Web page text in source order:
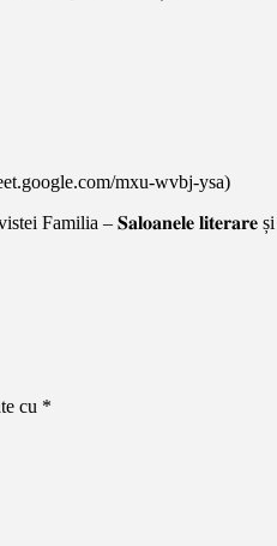
mxu-wvbj-ysa)
– 𝐒𝐚𝐥𝐨𝐚𝐧𝐞𝐥𝐞 𝐥𝐢𝐭𝐞𝐫𝐚𝐫𝐞 și
cu *